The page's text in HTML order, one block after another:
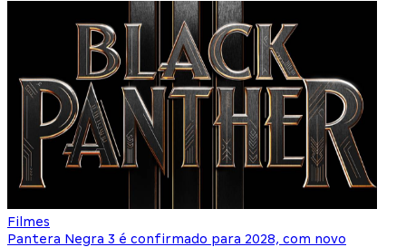
Filmes
Pantera Negra 3 é confirmado para 2028, com novo